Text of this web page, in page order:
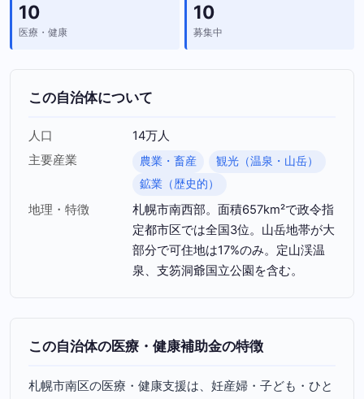
10
医療・健康
10
募集中
この自治体について
人口
14万人
主要産業
農業・畜産
観光（温泉・山岳）
鉱業（歴史的）
地理・特徴
札幌市南西部。面積657km²で政令指
定都市区では全国3位。山岳地帯が大
部分で可住地は17%のみ。定山渓温
泉、支笏洞爺国立公園を含む。
この自治体の医療・健康補助金の特徴
札幌市南区の医療・健康支援は、妊産婦・子ども・ひと